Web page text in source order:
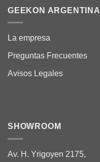
GEEKON ARGENTINA
La empresa
Preguntas Frecuentes
Avisos Legales
SHOWROOM
Av. H. Yrigoyen 2175,